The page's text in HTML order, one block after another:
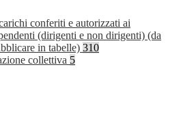
conferiti e autorizzati ai
(dirigenti e non dirigenti) (da
in tabelle) 310
collettiva 5